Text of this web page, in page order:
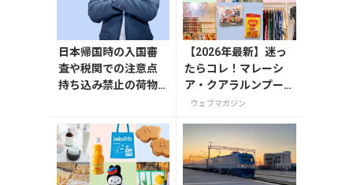
日本帰国時の入国審
査や税関での注意点
持ち込み禁止の荷物
【2026年最新】迷っ
たらコレ！マレーシ
ア・クアラルンプール
で絶対買いたいお土産
ウェブマガジン